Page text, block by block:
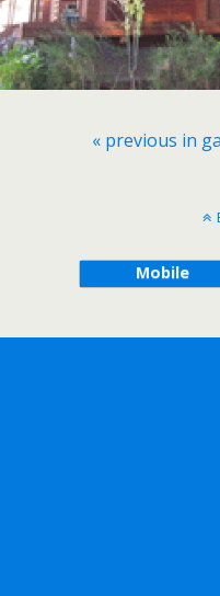
« previous in
Mobile